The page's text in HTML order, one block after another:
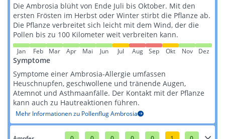
Die Ambrosia blüht von Ende Juli bis Oktober. Mit den
ersten Frösten im Herbst oder Winter stirbt die Pflanze ab.
Die Pflanze verbreitet sich leicht mit dem Wind, der die
Pollen bis zu 100 Kilometer weit verbreiten kann​​.
Jan Feb Mar Apr Mai Jun Jul Aug Sep Okt Nov Dez
Symptome
Symptome einer Ambrosia-Allergie umfassen
Heuschnupfen, geschwollene und tränende Augen,
Atemnot und Asthmaanfälle. Der Kontakt mit der Pflanze
kann auch zu Hautreaktionen führen​​.
Mehr Informationen zu Pollenflug Ambrosia